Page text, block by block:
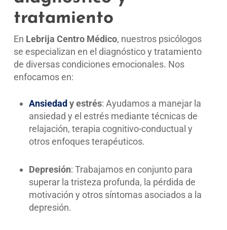
tratamiento
En LebrijaCentro Médico, nuestros psicólogos
se especializan en el diagnóstico y tratamiento
de diversas condiciones emocionales. Nos
enfocamos en:
Ansiedad y estrés: Ayudamos a manejar la
ansiedad y el estrés mediante técnicas de
relajación, terapia cognitivo-conductual y
otros enfoques terapéuticos.
Depresión: Trabajamos en conjunto para
superar la tristeza profunda, la pérdida de
motivación y otros síntomas asociados a la
depresión.